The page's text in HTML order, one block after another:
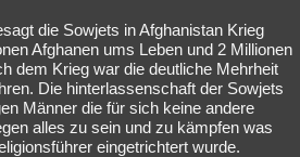
Technologie Ufologie
Orte Esoterik Literatur
die Sowjets in Afghanistan Krieg
Afghanen ums Leben und 2 Millionen
dem Krieg war die deutliche Mehrheit
Die hinterlassenschaft der Sowjets
Männer die für sich keine andere
alles zu sein und zu kämpfen was
eingetrichtert wurde.